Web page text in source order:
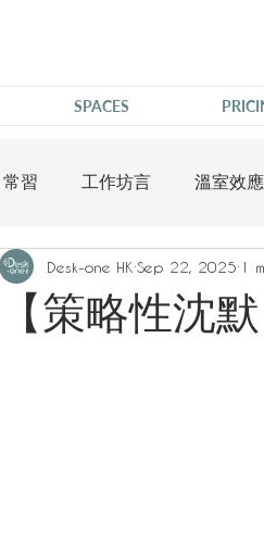
SPACES
常習 工作坊言 溫室效應
【策略性沈
Desk-one HK Sep 22, 2025 1